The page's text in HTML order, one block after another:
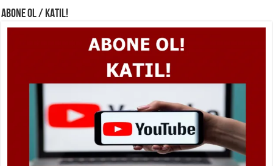
ABONE OL / KATIL!